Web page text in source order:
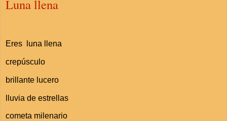
Luna llena
Eres luna llena
crepúsculo
brillante lucero
lluvia de estrellas
cometa milenario